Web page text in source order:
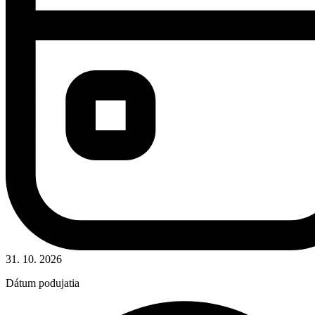
31. 10. 2026
Dátum podujatia